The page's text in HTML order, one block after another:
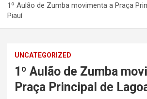
1º Aulão de Zumba movimenta a Praça
Piauí
UNCATEGORIZED
1º Aulão de Zumba
Praça Principal de